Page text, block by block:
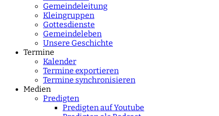
Gemeindeleitung
Kleingruppen
Gottesdienste
Gemeindeleben
Unsere Geschichte
Termine
Kalender
Termine exportieren
Termine synchronisieren
Medien
Predigten
Predigten auf Youtube